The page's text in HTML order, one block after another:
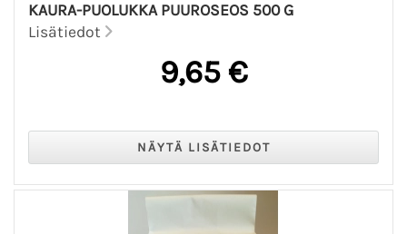
KAURA-PUOLUKKA PUUROSEOS 500 G
Lisätiedot
9,65 €